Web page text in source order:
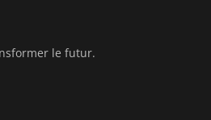
le futur.